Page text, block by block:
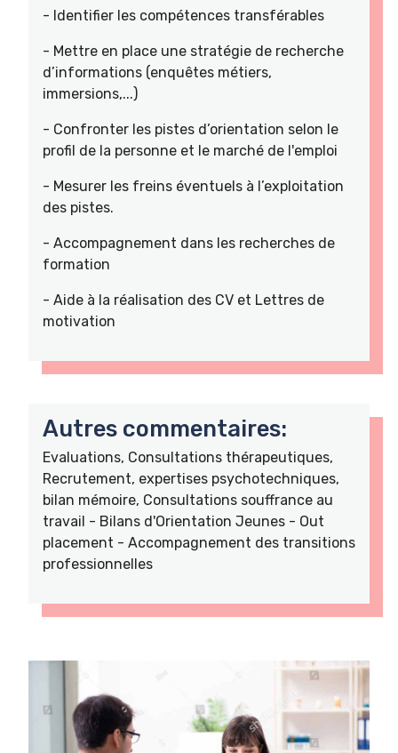
- Identifier les compétences transférables
- Mettre en place une stratégie de recherche
d’informations (enquêtes métiers,
immersions,...)
- Confronter les pistes d’orientation selon le
profil de la personne et le marché de l'emploi
- Mesurer les freins éventuels à l’exploitation
des pistes.
- Accompagnement dans les recherches de
formation
- Aide à la réalisation des CV et Lettres de
motivation
Autres commentaires:
Evaluations, Consultations thérapeutiques,
Recrutement, expertises psychotechniques,
bilan mémoire, Consultations souffrance au
travail - Bilans d'Orientation Jeunes - Out
placement - Accompagnement des transitions
professionnelles